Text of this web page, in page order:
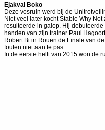
Ejakval Boko
Deze vosruin werd bij de
Niet veel later kocht Stable Why
resulteerde in galop. Hij
handen van zijn trainer Paul
Robert Bi in Rouen de Finale van
fouten niet aan te pas.
In de eerste helft van 2015 won de